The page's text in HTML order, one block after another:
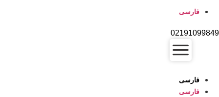
فارسی
02191099849
فارسی
فارسی